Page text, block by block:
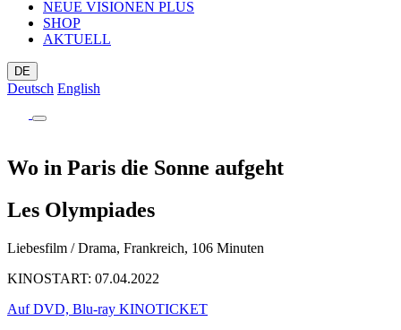
NEUE VISIONEN PLUS
SHOP
AKTUELL
DE
Deutsch English
Wo in Paris die Sonne aufgeht
Les Olympiades
Liebesfilm / Drama, Frankreich, 106 Minuten
KINOSTART: 07.04.2022
Auf DVD, Blu-ray KINOTICKET